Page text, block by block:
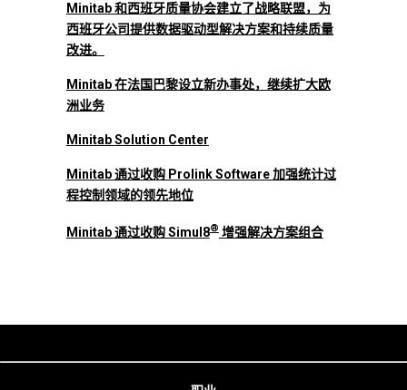
Minitab 和西班牙质量协会建立了战略联盟，为
西班牙公司提供数据驱动型解决方案和持续质量
改进。
Minitab 在法国巴黎设立新办事处，继续扩大欧
洲业务
Minitab Solution Center
Minitab 通过收购 Prolink Software 加强统计过
程控制领域的领先地位
Minitab 通过收购 Simul8®增强解决方案组合